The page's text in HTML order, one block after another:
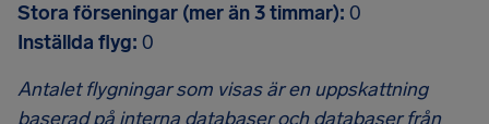
Stora förseningar (mer än 3 timmar): 0
Inställda flyg: 0
Antalet flygningar som visas är en uppskattning
baserad på interna databaser och databaser från